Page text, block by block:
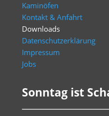
Kaminöfen
Kontakt & Anfahrt
Downloads
Datenschutzerklärung
Impressum
Jobs
Sonntag ist